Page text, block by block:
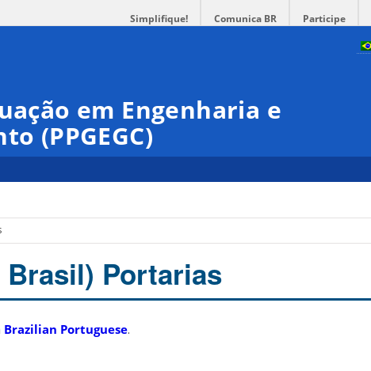
Simplifique! Comunica BR Participe
em Engenharia e
(PPGEGC)
Portarias
Brazilian Portuguese.